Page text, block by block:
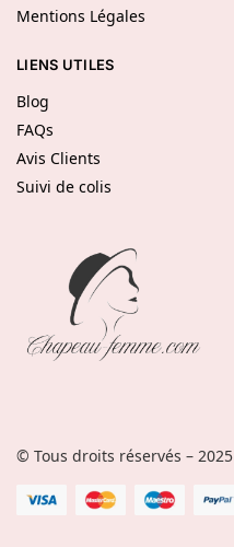
Mentions Légales
LIENS UTILES
Blog
FAQs
Avis Clients
Suivi de colis
© Tous droits réservés – 2025